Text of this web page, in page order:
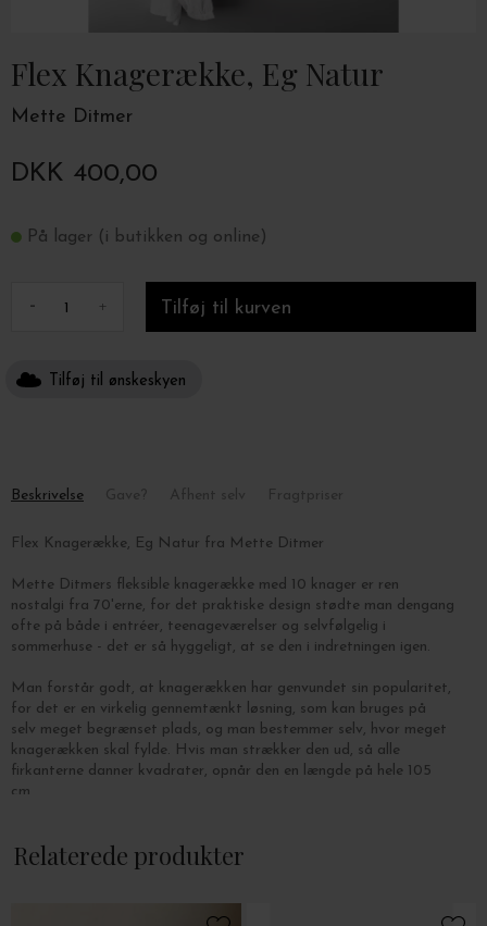
Flex Knagerække, Eg Natur
Mette Ditmer
DKK 400,00
På lager (i butikken og online)
- +
Tilføj til ønskeskyen
Beskrivelse
Flex Knagerække, Eg Natur fra Mette Ditmer
Mette Ditmers fleksible knagerække med 10 knager er ren
nostalgi fra 70'erne, for det praktiske design stødte man dengang
ofte på både i entréer, teenageværelser og selvfølgelig i
sommerhuse - det er så hyggeligt, at se den i indretningen igen.
Man forstår godt, at knagerækken har genvundet sin popularitet,
for det er en virkelig gennemtænkt løsning, som kan bruges på
selv meget begrænset plads, og man bestemmer selv, hvor meget
knagerækken skal fylde. Hvis man strækker den ud, så alle
firkanterne danner kvadrater, opnår den en længde på hele 105
cm.
knagerække vil fremstå med individuelle aftegninger og knaster i
træet. Brug den tidløse knagerække i entreen til overtøjet, i
Relaterede produkter